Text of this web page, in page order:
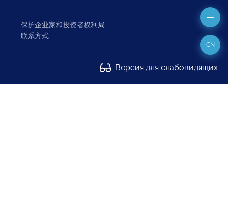
保护企业家和投资者权利局
联系方式
Версия для слабовидящих
CN